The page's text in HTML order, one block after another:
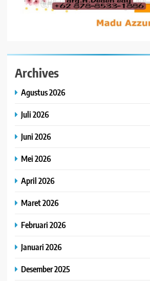
Archives
Agustus 2026
Juli 2026
Juni 2026
Mei 2026
April 2026
Maret 2026
Februari 2026
Januari 2026
Desember 2025